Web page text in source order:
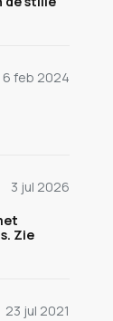
6 feb 2024
3 jul 2026
Zie
23 jul 2021